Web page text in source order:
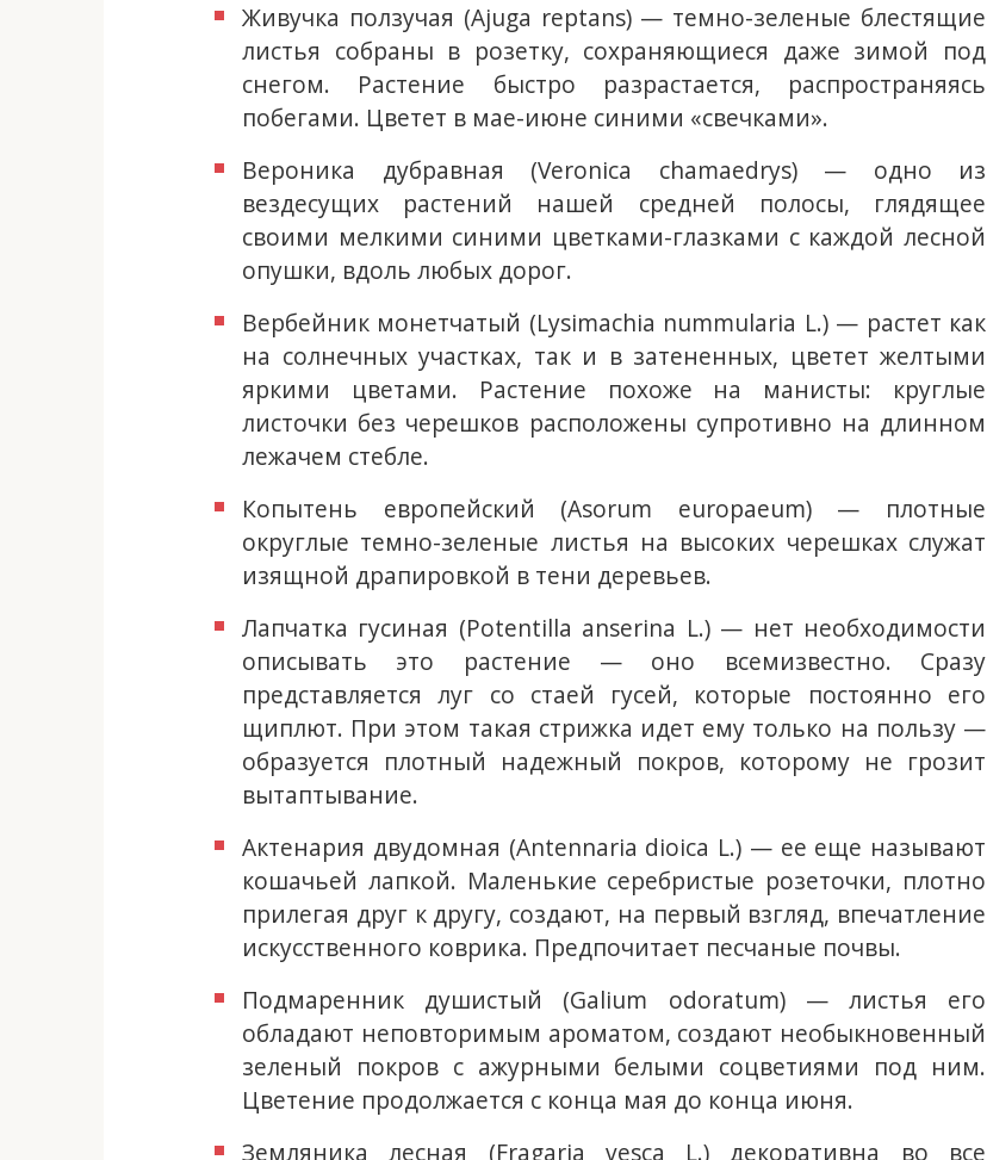
Живучка ползучая (Ajuga reptans) — темно-зеленые блестящие
листья собраны в розетку, сохраняющиеся даже зимой под
снегом. Растение быстро разрастается, распространяясь
побегами. Цветет в мае-июне синими «свечками».
Вероника дубравная (Veronica chamaedrys) — одно из
вездесущих растений нашей средней полосы, глядящее
своими мелкими синими цветками-глазками с каждой лесной
опушки, вдоль любых дорог.
Вербейник монетчатый (Lysimachia nummularia L.) — растет как
на солнечных участках, так и в затененных, цветет желтыми
яркими цветами. Растение похоже на манисты: круглые
листочки без черешков расположены супротивно на длинном
лежачем стебле.
Копытень европейский (Asorum europaeum) — плотные
округлые темно-зеленые листья на высоких черешках служат
изящной драпировкой в тени деревьев.
Лапчатка гусиная (Potentilla anserina L.) — нет необходимости
описывать это растение — оно всемизвестно. Сразу
представляется луг со стаей гусей, которые постоянно его
щиплют. При этом такая стрижка идет ему только на пользу —
образуется плотный надежный покров, которому не грозит
вытаптывание.
Актенария двудомная (Antennaria dioica L.) — ее еще называют
кошачьей лапкой. Маленькие серебристые розеточки, плотно
прилегая друг к другу, создают, на первый взгляд, впечатление
искусственного коврика. Предпочитает песчаные почвы.
Подмаренник душистый (Galium odoratum) — листья его
обладают неповторимым ароматом, создают необыкновенный
зеленый покров с ажурными белыми соцветиями под ним.
Цветение продолжается с конца мая до конца июня.
Земляника лесная (Fragaria vesca L.) декоративна во все